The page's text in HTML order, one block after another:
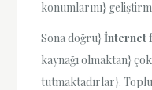
konumlarını}
Sona doğru}İnternet
kaynağı olmaktan}
tutmaktadırlar}.